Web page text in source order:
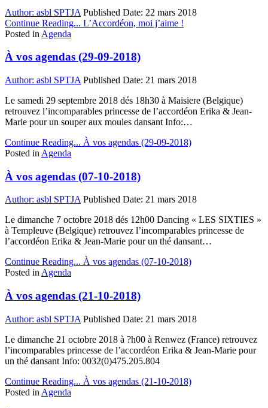
Author: asbl SPTJA Published Date: 22 mars 2018
Continue Reading... L’Accordéon, moi j’aime !
Posted in Agenda
À vos agendas (29-09-2018)
Author: asbl SPTJA Published Date: 21 mars 2018
Le samedi 29 septembre 2018 dés 18h30 à Maisiere (Belgique)
retrouvez l’incomparables princesse de l’accordéon Erika & Jean-
Marie pour un souper aux moules dansant Info:…
Continue Reading... À vos agendas (29-09-2018)
Posted in Agenda
À vos agendas (07-10-2018)
Author: asbl SPTJA Published Date: 21 mars 2018
Le dimanche 7 octobre 2018 dés 12h00 Dancing « LES SIXTIES »
à Templeuve (Belgique) retrouvez l’incomparables princesse de
l’accordéon Erika & Jean-Marie pour un thé dansant…
Continue Reading... À vos agendas (07-10-2018)
Posted in Agenda
À vos agendas (21-10-2018)
Author: asbl SPTJA Published Date: 21 mars 2018
Le dimanche 21 octobre 2018 à ?h00 à Renwez (France) retrouvez
l’incomparables princesse de l’accordéon Erika & Jean-Marie pour
un thé dansant Info: 0032(0)475.205.804
Continue Reading... À vos agendas (21-10-2018)
Posted in Agenda